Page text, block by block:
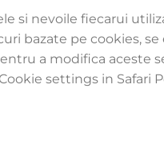
si nevoile fiecarui
bazate pe cookies,
a modifica aceste
settings in